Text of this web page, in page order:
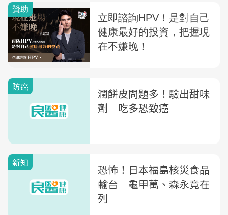
防癌
潤餅皮問題多！驗出甜味
劑 吃多恐致癌
新知
恐怖！日本福島核災食品
輸台 龜甲萬、森永竟在
列